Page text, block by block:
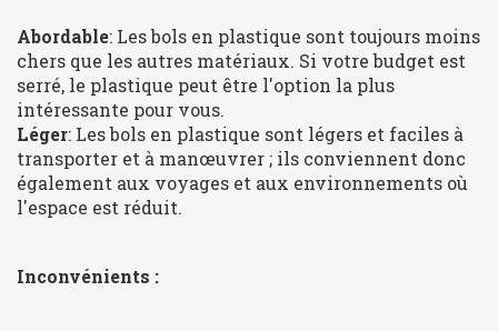
Abordable: Les bols en plastique sont toujours moins
chers que les autres matériaux. Si votre budget est
serré, le plastique peut être l'option la plus
intéressante pour vous.
Léger: Les bols en plastique sont légers et faciles à
transporter et à manœuvrer ; ils conviennent donc
également aux voyages et aux environnements où
l'espace est réduit.
Inconvénients :